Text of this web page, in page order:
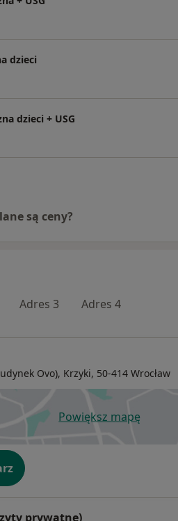
dzieci
dzieci + USG
są ceny?
Adres 3 Adres 4
Ovo), Krzyki, 50-414 Wrocław
Powiększ mapę
otwiera się w
prywatne)